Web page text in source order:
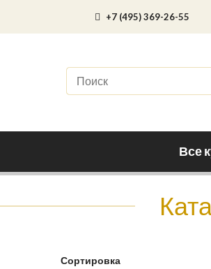
+7 (495) 369-26-55
Все
Сортировка